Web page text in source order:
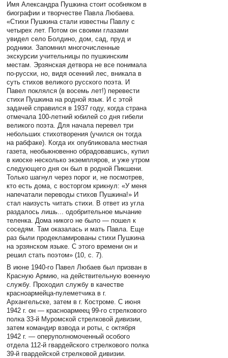
Имя Александра Пушкина стоит особняком в
биографии и творчестве Павла Любаева.
«Стихи Пушкина стали известны Павлу с
четырех лет. Потом он своими глазами
увидел село Болдино, дом, сад, пруд и
родники. Запомнил многочисленные
экскурсии учительницы по пушкинским
местам. Эрзянская детвора не все понимала
по-русски, но, видя осенний лес, вникала в
суть стихов великого русского поэта. И
Павел поклялся (в восемь лет!) перевести
стихи Пушкина на родной язык. И с этой
задачей справился в 1937 году, когда страна
отмечала 100-летний юбилей со дня гибели
великого поэта. Для начала перевел три
небольших стихотворения (учился он тогда
на рабфаке). Когда их опубликовала местная
газета, необыкновенно обрадовавшись, купил
в киоске несколько экземпляров, и уже утром
следующего дня он был в родной Пикшени.
Только шагнул через порог и, не посмотрев,
кто есть дома, с восторгом крикнул: «У меня
напечатали переводы стихов Пушкина!» И
стал наизусть читать стихи. В ответ из угла
раздалось лишь... одобрительное мычание
теленка. Дома никого не было — пошел к
соседям. Там оказалась и мать Павла. Еще
раз были продекламированы стихи Пушкина
на эрзянском языке. С этого времени он и
решил стать поэтом» (10, с. 7).
В июне 1940-го Павел Любаев был призван в
Красную Армию, на действительную военную
службу. Проходил службу в качестве
красноармейца-пулеметчика в г.
Архангельске, затем в г. Костроме. С июня
1942 г. он — красноармеец 99-го стрелкового
полка 33-й Муромской стрелковой дивизии,
затем командир взвода и роты, с октября
1942 г. — оперуполномоченный особого
отдела 112-й гвардейского стрелкового полка
39-й гвардейской стрелковой дивизии.